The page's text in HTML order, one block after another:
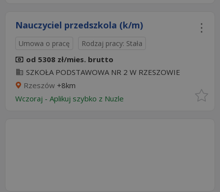
Nauczyciel przedszkola (k/m)
Umowa o pracę Rodzaj pracy: Stała
od 5308 zł/mies. brutto
SZKOŁA PODSTAWOWA NR 2 W RZESZOWIE
Rzeszów +8km
Wczoraj - Aplikuj szybko z Nuzle